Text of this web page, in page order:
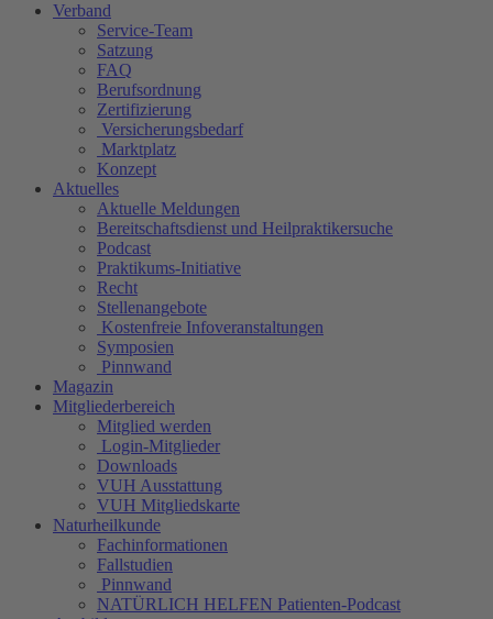
Verband
Service-Team
Satzung
FAQ
Berufsordnung
Zertifizierung
Versicherungsbedarf
Marktplatz
Konzept
Aktuelles
Aktuelle Meldungen
Bereitschaftsdienst und Heilpraktikersuche
Podcast
Praktikums-Initiative
Recht
Stellenangebote
Kostenfreie Infoveranstaltungen
Symposien
Pinnwand
Magazin
Mitgliederbereich
Mitglied werden
Login-Mitglieder
Downloads
VUH Ausstattung
VUH Mitgliedskarte
Naturheilkunde
Fachinformationen
Fallstudien
Pinnwand
NATÜRLICH HELFEN Patienten-Podcast